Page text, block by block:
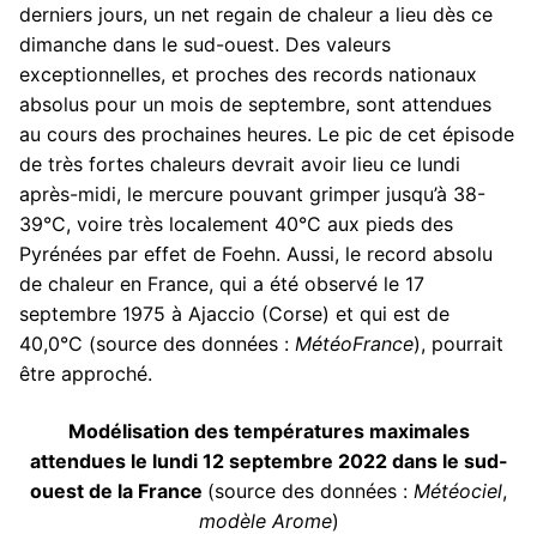
derniers jours, un net regain de chaleur a lieu dès ce
dimanche dans le sud-ouest. Des valeurs
exceptionnelles, et proches des records nationaux
absolus pour un mois de septembre, sont attendues
au cours des prochaines heures. Le pic de cet épisode
de très fortes chaleurs devrait avoir lieu ce lundi
après-midi, le mercure pouvant grimper jusqu’à 38-
39°C, voire très localement 40°C aux pieds des
Pyrénées par effet de Foehn. Aussi, le record absolu
de chaleur en France, qui a été observé le 17
septembre 1975 à Ajaccio (Corse) et qui est de
40,0°C (source des données : MétéoFrance), pourrait
être approché.
Modélisation des températures maximales
attendues le lundi 12 septembre 2022 dans le sud-
ouest de la France (source des données : Météociel,
modèle Arome)